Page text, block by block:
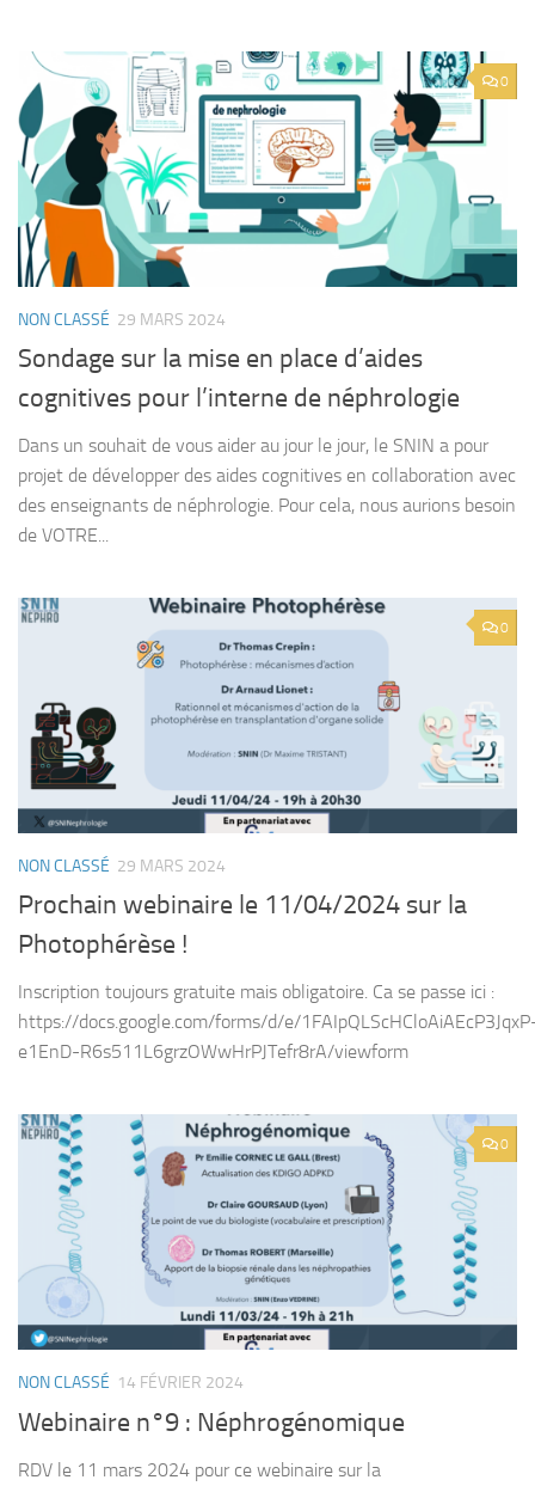
0
NON CLASSÉ 29 MARS 2024
Sondage sur la mise en place d’aides
cognitives pour l’interne de néphrologie
Dans un souhait de vous aider au jour le jour, le SNIN a pour
projet de développer des aides cognitives en collaboration avec
des enseignants de néphrologie. Pour cela, nous aurions besoin
de VOTRE...
0
NON CLASSÉ 29 MARS 2024
Prochain webinaire le 11/04/2024 sur la
Photophérèse !
Inscription toujours gratuite mais obligatoire. Ca se passe ici :
https://docs.google.com/forms/d/e/
e1EnD-R6s511L6grzOWwHrPJTefr8rA/viewform
0
NON CLASSÉ 14 FÉVRIER 2024
Webinaire n°9 : Néphrogénomique
RDV le 11 mars 2024 pour ce webinaire sur la